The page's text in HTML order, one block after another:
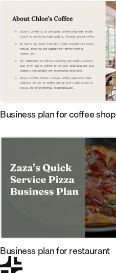
Business plan for coffee shop
Business plan for restaurant